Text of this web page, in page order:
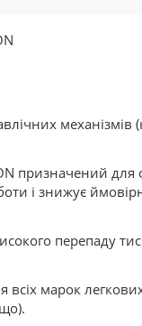
механізмів
призначений
і знижує
перепаду
марок